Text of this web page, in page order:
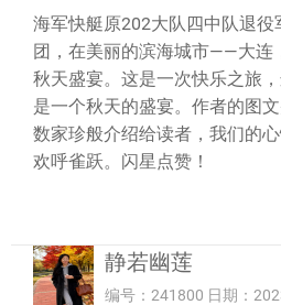
海军快艇原202大队四中队退
团，在美丽的滨海城市——大连
秋天盛宴。这是一次快乐之旅
是一个秋天的盛宴。作者的图
数家珍般介绍给读者，我们的
欢呼雀跃。闪星点赞！
静若幽莲
编号：241800 日期：